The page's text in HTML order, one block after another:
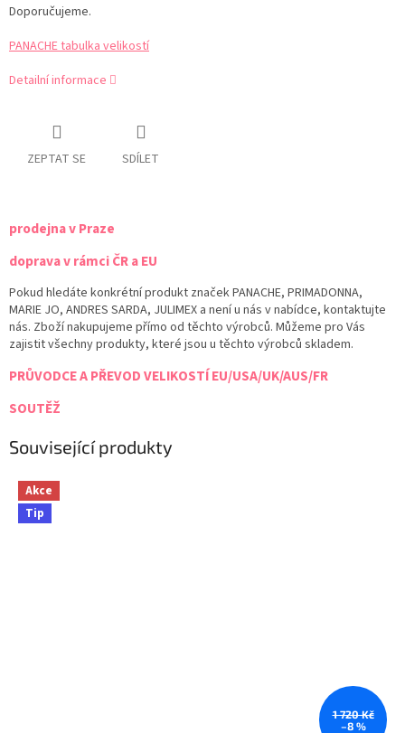
Doporučujeme.
PANACHE tabulka velikostí
Detailní informace
ZEPTAT SE SDÍLET
prodejna v Praze
doprava v rámci ČR a EU
Pokud hledáte konkrétní produkt značek PANACHE, PRIMADONNA,
MARIE JO, ANDRES SARDA, JULIMEX a není u nás v nabídce, kontaktujte
nás. Zboží nakupujeme přímo od těchto výrobců. Můžeme pro Vás
zajistit všechny produkty, které jsou u těchto výrobců skladem.
PRŮVODCE A PŘEVOD VELIKOSTÍ EU/USA/UK/AUS/FR
SOUTĚŽ
Související produkty
Akce
Tip
1 720 Kč
–8 %